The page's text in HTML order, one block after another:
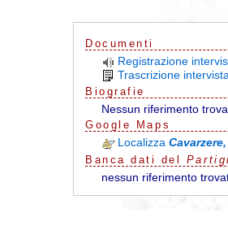
Documenti
Registrazione
Trascrizione
Biografie
Nessun riferimento
G oo g e Maps
Localizza
Banca dati del
nessun riferimento